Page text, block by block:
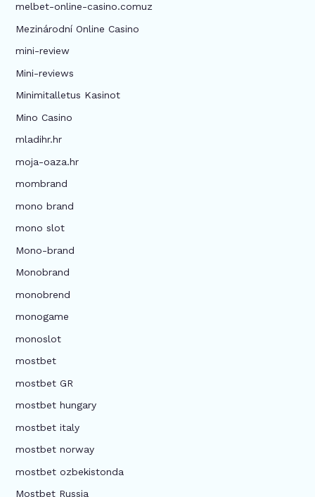
melbet-online-casino.comuz
Mezinárodní Online Casino
mini-review
Mini-reviews
Minimitalletus Kasinot
Mino Casino
mladihr.hr
moja-oaza.hr
mombrand
mono brand
mono slot
Mono-brand
Monobrand
monobrend
monogame
monoslot
mostbet
mostbet GR
mostbet hungary
mostbet italy
mostbet norway
mostbet ozbekistonda
Mostbet Russia